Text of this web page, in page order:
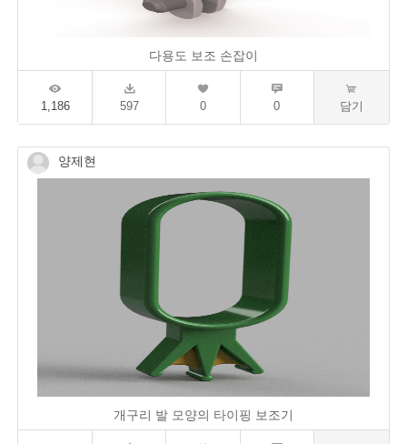
다용도 보조 손잡이
1,186 597 0 0 담기
양제현
개구리 발 모양의 타이핑 보조기